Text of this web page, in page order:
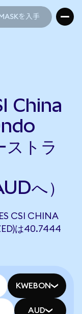
を入手
China
トラ
へ）
CSI CHINA
は40.7444
KWEBON
AUD